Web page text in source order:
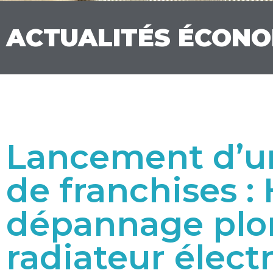
ACTUALITÉS
Lancement
de franchises :
dépannage
radiateur